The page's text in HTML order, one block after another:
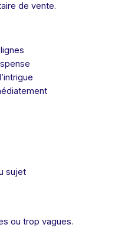
de vente.
sujet
ou trop vagues.